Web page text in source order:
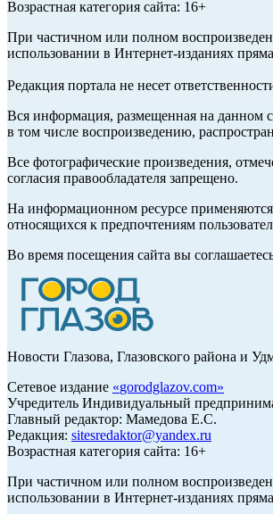
Возрастная категория сайта: 16+
При частичном или полном
использовании в Интернет-изданиях
Редакция портала не несет
Вся информация, размещенная на данном
в том числе воспроизведению,
Все фотографические произведения,
согласия правообладателя запрещено.
На информационном ресурсе
относящихся к предпочтениям
Во время посещения сайта вы
Новости Глазова, Глазовского района и
Сетевое издание «gorodglazov.com»
Учредитель Индивидуальный
Главный редактор: Мамедова Е.С.
Редакция: sitesredaktor@yandex.ru
Возрастная категория сайта: 16+
При частичном или полном
использовании в Интернет-изданиях